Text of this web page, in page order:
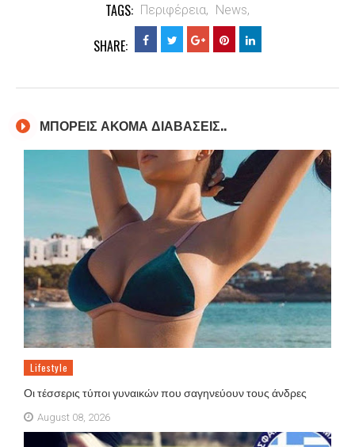
TAGS: Περιφέρεια, News,
SHARE:
ΜΠΟΡΕΙΣ ΑΚΟΜΑ ΔΙΑΒΑΣΕΙΣ..
Lifestyle
Οι τέσσερις τύποι γυναικών που σαγηνεύουν τους άνδρες
August 08, 2026